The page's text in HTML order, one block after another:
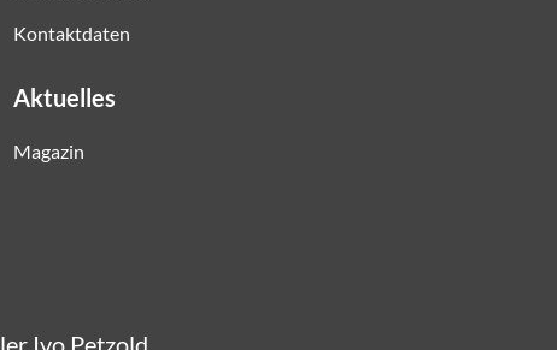
Kontaktdaten
Aktuelles
Magazin
Ivo Petzold